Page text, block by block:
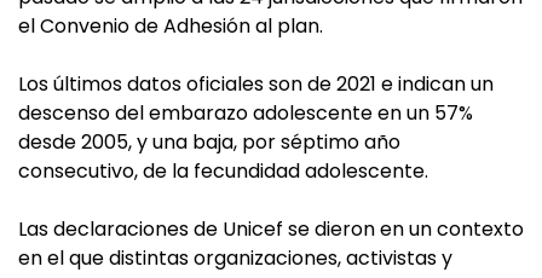
el Convenio de Adhesión al plan.
Los últimos datos oficiales son de 2021 e indican un
descenso del embarazo adolescente en un 57%
desde 2005, y una baja, por séptimo año
consecutivo, de la fecundidad adolescente.
Las declaraciones de Unicef se dieron en un contexto
en el que distintas organizaciones, activistas y